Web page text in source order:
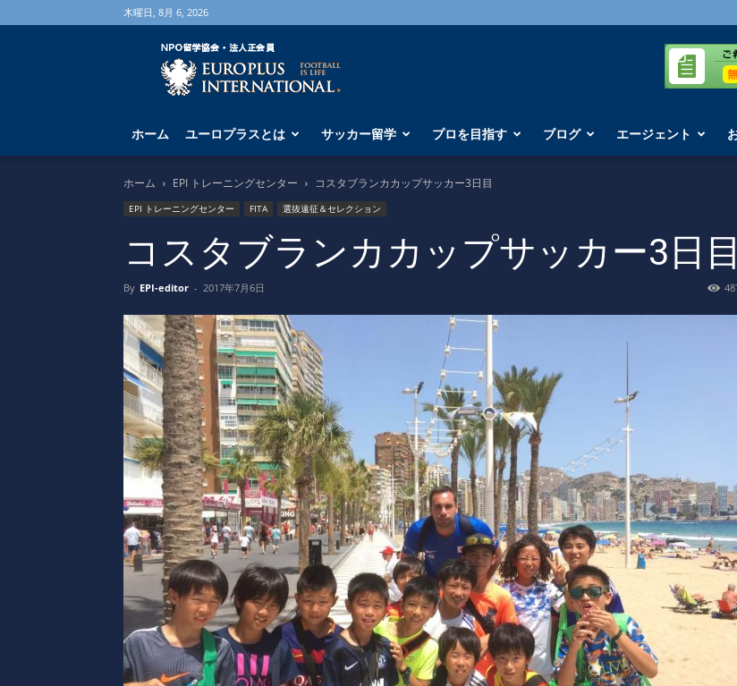
木曜日, 8月 6, 2026
海
外
サ
ー
学
な
ら
ユ
ー
プ
ラ
ス
へ
ホーム ユーロプラスとは サッカー留学 プロを目指す ブログ エージェント
ホーム EPI トレーニングセンター コスタブランカカップサッカー3日目
EPI トレーニングセンター FITA 選抜遠征＆セレクション
コスタブランカカップサッカー3日目
By EPI-editor - 2017年7月6日